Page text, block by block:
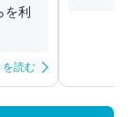
利
を読む